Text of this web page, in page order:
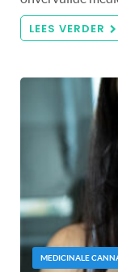
LEES VERDER
MEDICINALE